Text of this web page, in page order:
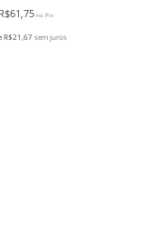
R$61,75 no Pix
R$21,67 sem juros